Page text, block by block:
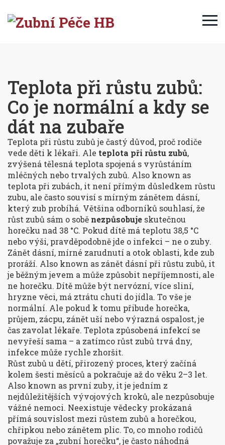
Teplota při růstu zubů:
Co je normální a kdy se
dát na zubaře
Teplota při růstu zubů je častý důvod, proč rodiče
vede děti k lékaři. Ale teplota při růstu zubů,
zvýšená tělesná teplota spojená s vyrůstáním
mléčných nebo trvalých zubů. Also known as
teplota při zubách, it není přímým důsledkem růstu
zubu, ale často souvisí s mírným zánětem dásní,
který zub probíhá. Většina odborníků souhlasí, že
růst zubů sám o sobě nezpůsobuje skutečnou
horečku nad 38 °C. Pokud dítě má teplotu 38,5 °C
nebo výši, pravděpodobně jde o infekci – ne o zuby.
Zánět dásní, mírné zarudnutí a otok oblasti, kde zub
proráží. Also known as zánět dásní při růstu zubů, it
je běžným jevem a může způsobit nepříjemnosti, ale
ne horečku. Dítě může být nervózní, více sliní,
hryzne věci, má ztrátu chuti do jídla. To vše je
normální. Ale pokud k tomu přibude horečka,
průjem, zácpu, zánět uší nebo výrazná ospalost, je
čas zavolat lékaře. Teplota způsobená infekcí se
nevyřeší sama – a zatímco růst zubů trvá dny,
infekce může rychle zhoršit.
Růst zubů u dětí, přirozený proces, který začíná
kolem šesti měsíců a pokračuje až do věku 2–3 let.
Also known as první zuby, itje jedním z
nejdůležitějších vývojových kroků, ale nezpůsobuje
vážné nemoci. Neexistuje vědecky prokázaná
přímá souvislost mezi růstem zubů a horečkou,
chřipkou nebo zánětem plic. To, co mnoho rodičů
považuje za „zubní horečku“, je často náhodná